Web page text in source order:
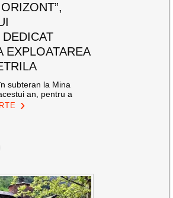
EXPLOATAREA
subteran la Mina
an, pentru a